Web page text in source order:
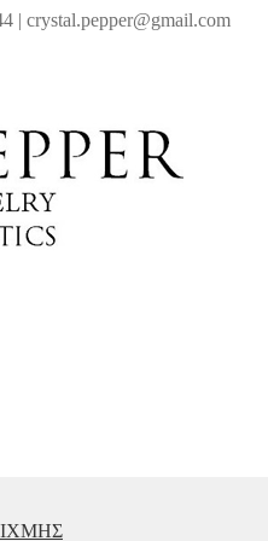
| crystal.pepper@gmail.com